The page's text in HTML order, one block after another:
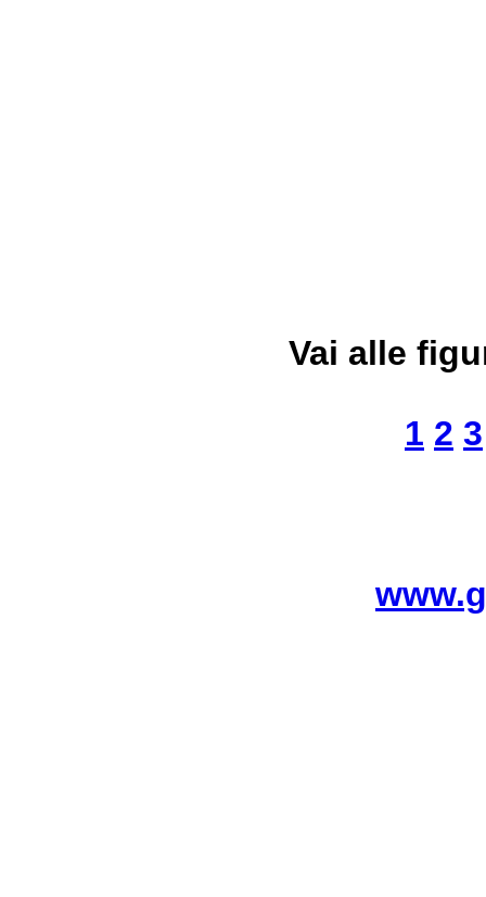
Vai alle
1 2 3